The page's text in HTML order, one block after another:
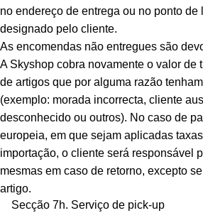
no endereço de entrega ou no ponto de
designado pelo cliente.
As encomendas não entregues são
A Skyshop cobra novamente o valor de
de artigos que por alguma razão
(exemplo: morada incorrecta, cliente
desconhecido ou outros). No caso de
europeia, em que sejam aplicadas
importação, o cliente será responsável
mesmas em caso de retorno, excepto
artigo.
Secção 7h. Serviço de pick-up